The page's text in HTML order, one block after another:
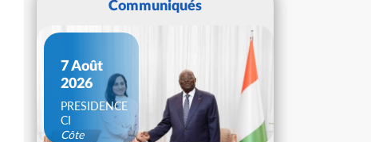
Communiqués
7 Août
2026
PRESIDENCE
CI
Côte